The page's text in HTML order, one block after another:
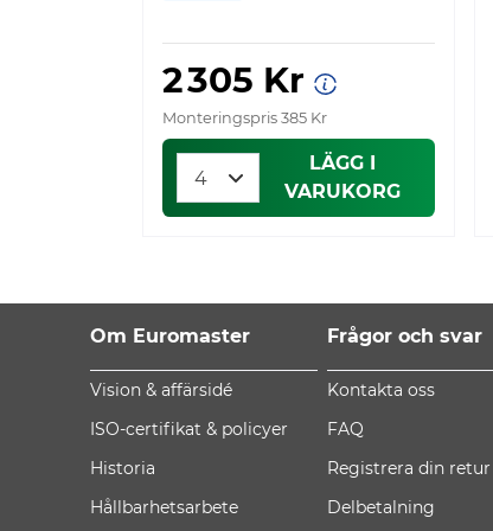
2 305 Kr
Monteringspris 385 Kr
LÄGG I
VARUKORG
Om Euromaster
Vision & affärsidé
ISO-certifikat & policyer
Historia
Hållbarhetsarbete
Frågor och svar
Kontakta oss
FAQ
Registrera din retur
Delbetalning